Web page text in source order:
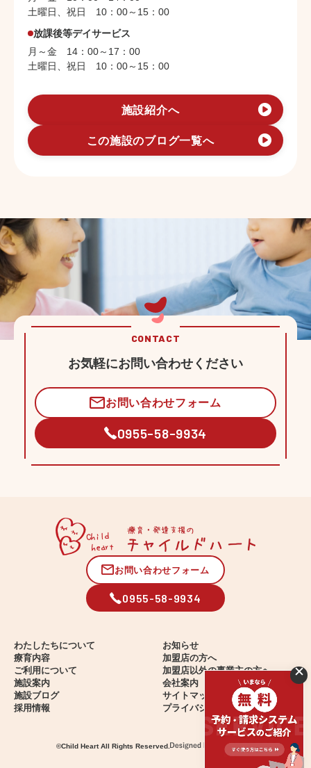
土曜日、祝日 10：00～15：00
放課後等デイサービス
月～金 14：00～17：00
土曜日、祝日 10：00～15：00
施設紹介へ
この施設のブログ一覧へ
CONTACT
お気軽にお問い合わせください
お問い合わせフォーム
0955-58-9934
お問い合わせフォーム
0955-58-9934
わたしたちについて
療育内容
ご利用について
施設案内
施設ブログ
採用情報
お知らせ
加盟店の方へ
加盟店以外の事業主の方へ
会社案内
サイトマップ
プライバシーポリシー
©Child HeartAll Rights Reserved.